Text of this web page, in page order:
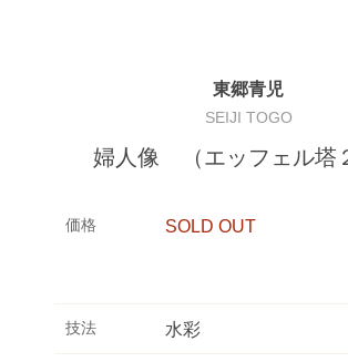
東郷青児
SEIJI TOGO
婦人像 （エッフェル塔
価格 SOLD OUT
技法 水彩